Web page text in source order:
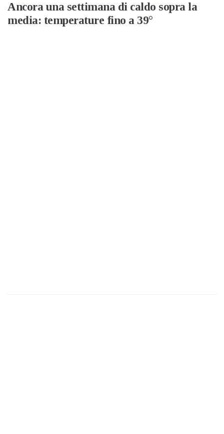
Ancora una settimana di caldo sopra la
media: temperature fino a 39°